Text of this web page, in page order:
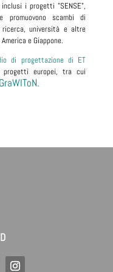
inclusi i progetti "SENSE",
promuovono scambi di
università e altre
e Giappone.
di progettazione di ET
europei, tra cui
GraWIToN.